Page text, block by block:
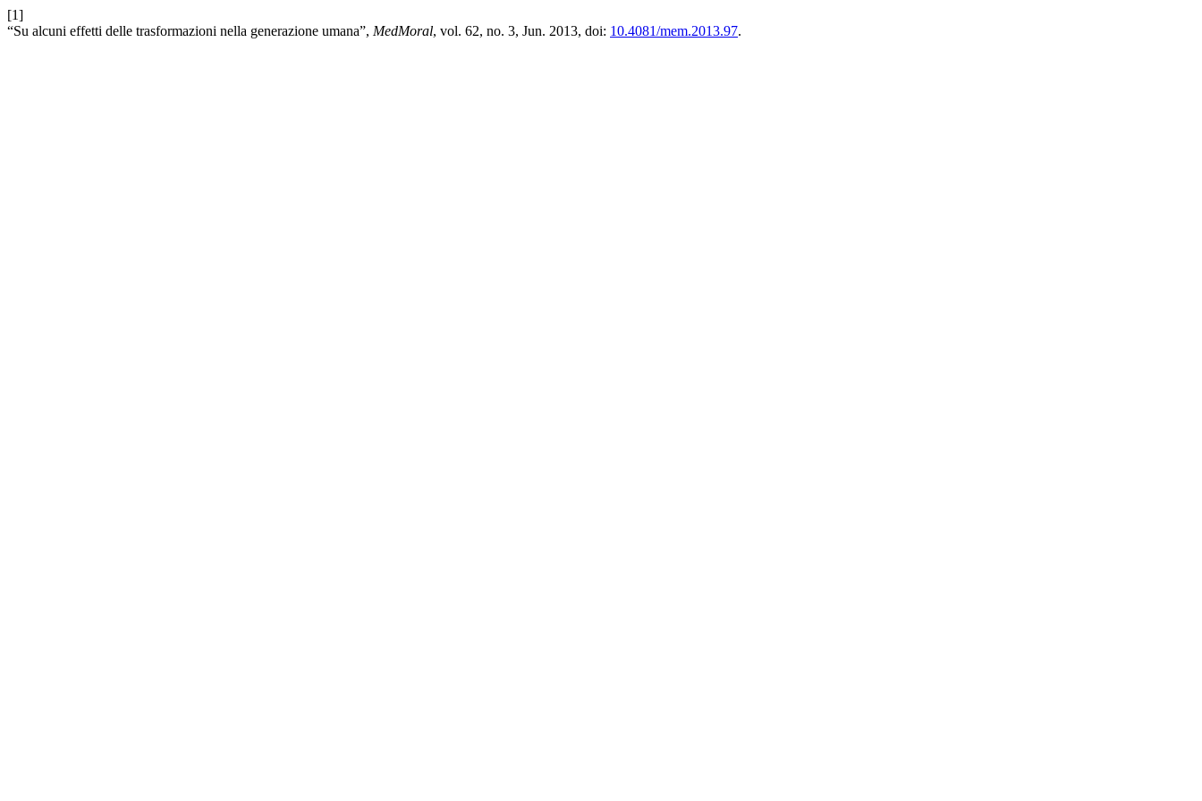
[1]
“Su alcuni effetti delle trasformazioni nella generazione umana”, MedMoral, vol. 62, no. 3, Jun. 2013, doi: 10.4081/mem.2013.97.